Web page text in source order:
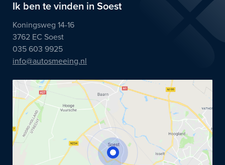
Ik ben te vinden in Soest
Koningsweg 14-16
3762 EC Soest
035 603 9925
info@autosmeeing.nl